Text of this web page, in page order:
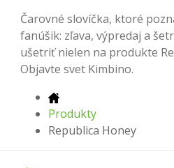
Čarovné slovíčka, ktoré
fanúšik: zľava, výpredaj a
ušetriť nielen na produkte
Objavte svet Kimbino.
Produkty
Republica Honey